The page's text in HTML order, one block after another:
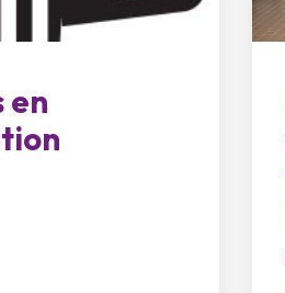
en